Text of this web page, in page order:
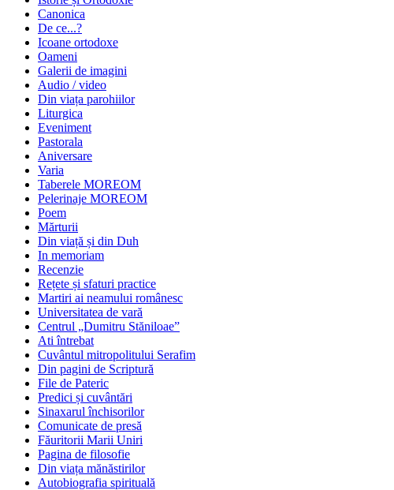
Canonica
De ce...?
Icoane ortodoxe
Oameni
Galerii de imagini
Audio / video
Din viața parohiilor
Liturgica
Eveniment
Pastorala
Aniversare
Varia
Taberele MOREOM
Pelerinaje MOREOM
Poem
Mărturii
Din viață și din Duh
In memoriam
Recenzie
Rețete și sfaturi practice
Martiri ai neamului românesc
Universitatea de vară
Centrul „Dumitru Stăniloae”
Ati întrebat
Cuvântul mitropolitului Serafim
Din pagini de Scriptură
File de Pateric
Predici și cuvântări
Sinaxarul închisorilor
Comunicate de presă
Făuritorii Marii Uniri
Pagina de filosofie
Din viața mănăstirilor
Autobiografia spirituală